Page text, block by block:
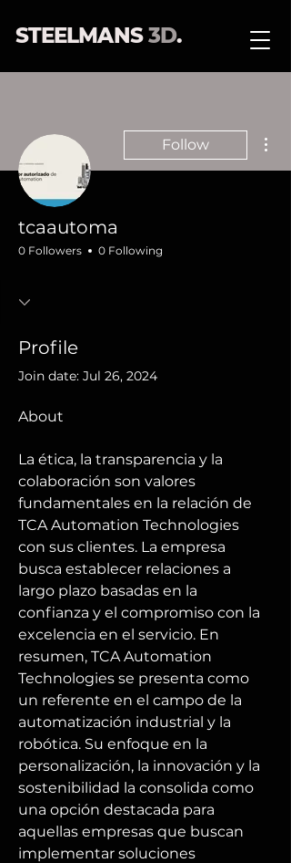
STEELMANS3D.
Follow
tcaautoma
0 Followers 0 Following
Profile
Join date: Jul 26, 2024
About
La ética, la transparencia y la
colaboración son valores
fundamentales en la relación de
TCA Automation Technologies
con sus clientes. La empresa
busca establecer relaciones a
largo plazo basadas en la
confianza y el compromiso con la
excelencia en el servicio. En
resumen, TCA Automation
Technologies se presenta como
un referente en el campo de la
automatización industrial y la
robótica. Su enfoque en la
personalización, la innovación y la
sostenibilidad la consolida como
una opción destacada para
aquellas empresas que buscan
implementar soluciones